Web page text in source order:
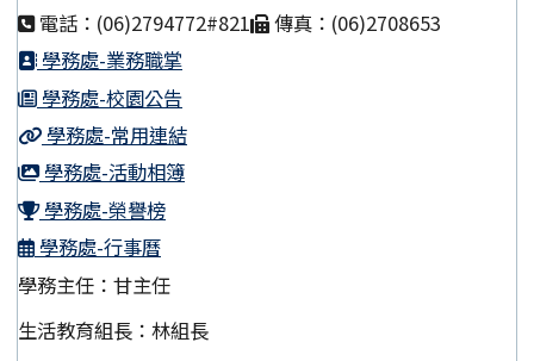
電話：(06)2794772#821
傳真：(06)2708653
學務處-業務職掌
學務處-校園公告
學務處-常用連結
學務處-活動相簿
學務處-榮譽榜
學務處-行事曆
學務主任：甘主任
生活教育組長：林組長